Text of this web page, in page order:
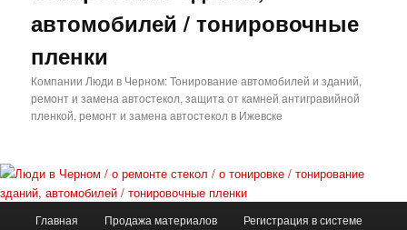
автомобилей / тонировочные
пленки
Компании Люди в Черном: Тонирование автомобилей и зданий,
ремонт и замена автостекол, защита от камней антигравийной
пленкой, ремонт и замена автостекол в Ижевске
Главная Продажа материалов Регистрация в системе